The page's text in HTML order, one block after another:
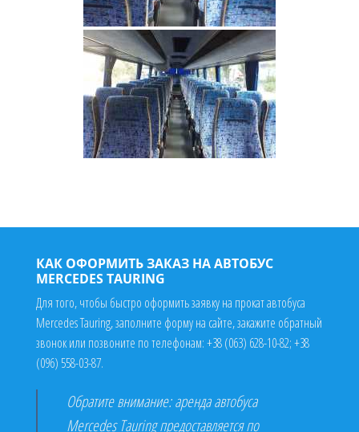
КАК ОФОРМИТЬ ЗАКАЗ НА АВТОБУС
MERCEDES TAURING
Для того, чтобы быстро оформить заявку на прокат автобуса
Mercedes Tauring, заполните форму на сайте, закажите обратный
звонок или позвоните по телефонам:+38 (063) 628-10-82;+38
(096) 558-03-87.
Обратите внимание: аренда автобуса
Mercedes Tauring предоставляется по